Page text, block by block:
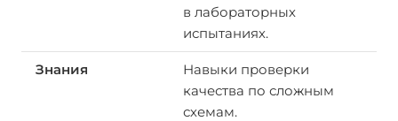
в лабораторных
испытаниях.
Навыки проверки
качества по сложным
схемам.